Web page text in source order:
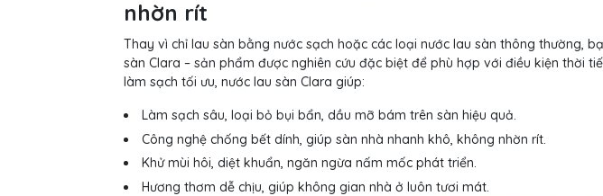
nhờn rít
Thay vì chỉ lau sàn bằng nước sạch hoặc các loại nước lau sàn thông thường,
sàn Clara – sản phẩm được nghiên cứu đặc biệt để phù hợp với điều kiện thời
làm sạch tối ưu, nước lau sàn Clara giúp:
Làm sạch sâu, loại bỏ bụi bẩn, dầu mỡ bám trên sàn hiệu quả.
Công nghệ chống bết dính, giúp sàn nhà nhanh khô, không nhờn rít.
Khử mùi hôi, diệt khuẩn, ngăn ngừa nấm mốc phát triển.
Hương thơm dễ chịu, giúp không gian nhà ở luôn tươi mát.